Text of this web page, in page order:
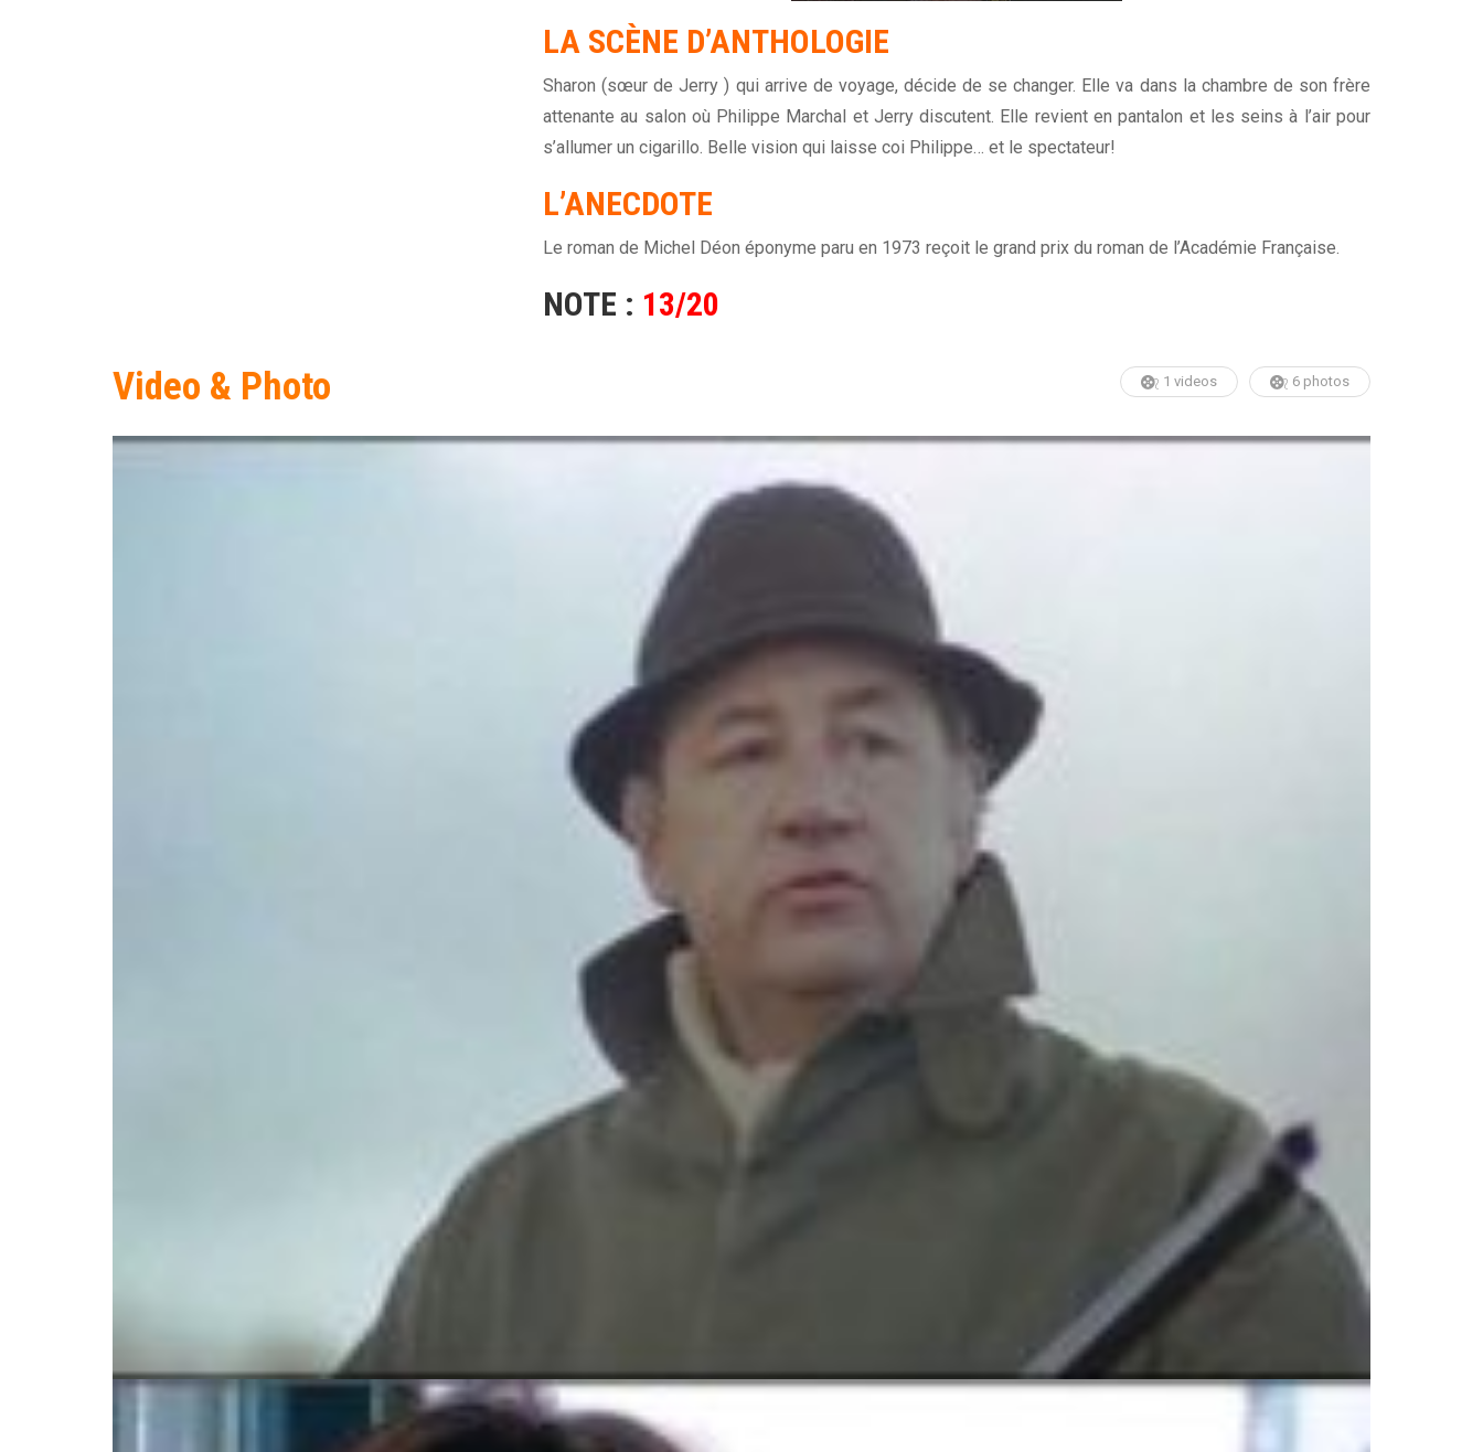
LA SCÈNE D’ANTHOLOGIE
Sharon (sœur de Jerry ) qui arrive de voyage, décide de se changer. Elle va dans la chambre de son frère
attenante au salon où Philippe Marchal et Jerry discutent. Elle revient en pantalon et les seins à l’air pour
s’allumer un cigarillo. Belle vision qui laisse coi Philippe… et le spectateur!
L’ANECDOTE
Le roman de Michel Déon éponyme paru en 1973 reçoit le grand prix du roman de l’Académie Française.
NOTE : 13/20
Video & Photo 1 videos 6 photos